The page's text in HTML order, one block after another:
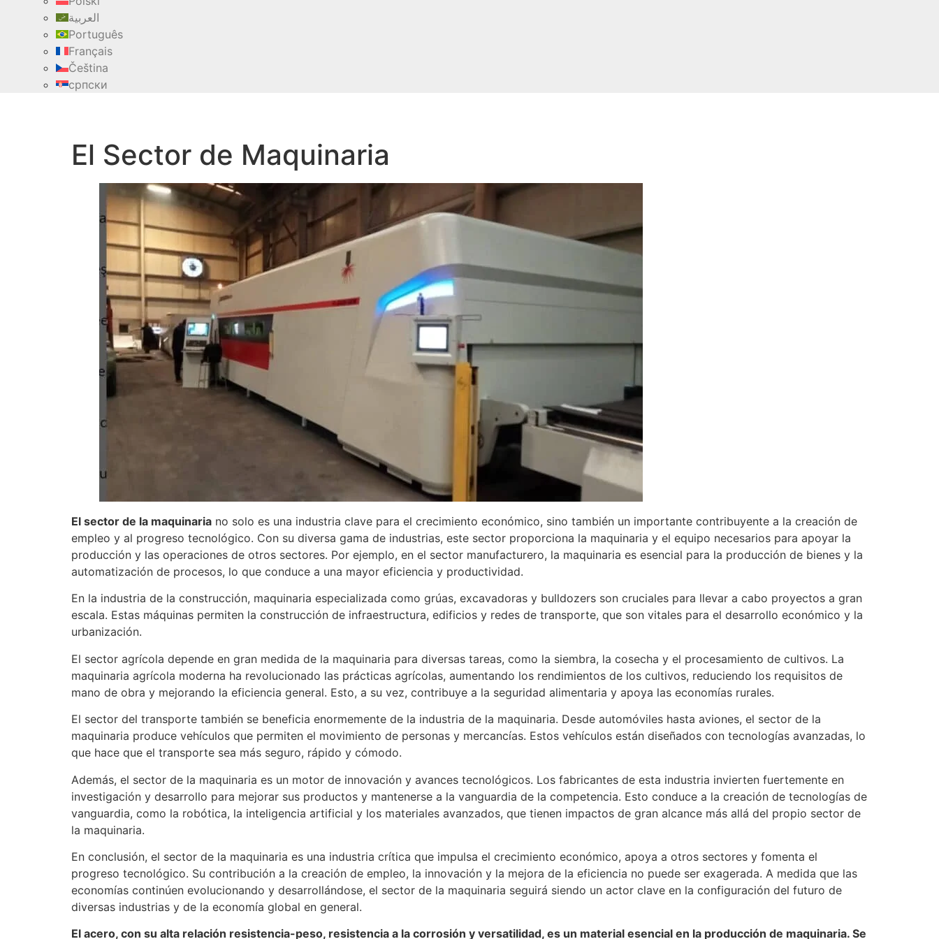
العربية
Português
Français
Čeština
српски
El Sector de Maquinaria
El sector de la maquinaria no solo es una industria clave para el crecimiento económico, sino también un importante contribuyente a la creación de
empleo y al progreso tecnológico. Con su diversa gama de industrias, este sector proporciona la maquinaria y el equipo necesarios para apoyar la
producción y las operaciones de otros sectores. Por ejemplo, en el sector manufacturero, la maquinaria es esencial para la producción de bienes y la
automatización de procesos, lo que conduce a una mayor eficiencia y productividad.
En la industria de la construcción, maquinaria especializada como grúas, excavadoras y bulldozers son cruciales para llevar a cabo proyectos a gran
escala. Estas máquinas permiten la construcción de infraestructura, edificios y redes de transporte, que son vitales para el desarrollo económico y la
urbanización.
El sector agrícola depende en gran medida de la maquinaria para diversas tareas, como la siembra, la cosecha y el procesamiento de cultivos. La
maquinaria agrícola moderna ha revolucionado las prácticas agrícolas, aumentando los rendimientos de los cultivos, reduciendo los requisitos de
mano de obra y mejorando la eficiencia general. Esto, a su vez, contribuye a la seguridad alimentaria y apoya las economías rurales.
El sector del transporte también se beneficia enormemente de la industria de la maquinaria. Desde automóviles hasta aviones, el sector de la
maquinaria produce vehículos que permiten el movimiento de personas y mercancías. Estos vehículos están diseñados con tecnologías avanzadas, lo
que hace que el transporte sea más seguro, rápido y cómodo.
Además, el sector de la maquinaria es un motor de innovación y avances tecnológicos. Los fabricantes de esta industria invierten fuertemente en
investigación y desarrollo para mejorar sus productos y mantenerse a la vanguardia de la competencia. Esto conduce a la creación de tecnologías de
vanguardia, como la robótica, la inteligencia artificial y los materiales avanzados, que tienen impactos de gran alcance más allá del propio sector de
la maquinaria.
En conclusión, el sector de la maquinaria es una industria crítica que impulsa el crecimiento económico, apoya a otros sectores y fomenta el
progreso tecnológico. Su contribución a la creación de empleo, la innovación y la mejora de la eficiencia no puede ser exagerada. A medida que las
economías continúen evolucionando y desarrollándose, el sector de la maquinaria seguirá siendo un actor clave en la configuración del futuro de
diversas industrias y de la economía global en general.
El acero, con su alta relación resistencia-peso, resistencia a la corrosión y versatilidad, es un material esencial en la producción de maquinaria. Se